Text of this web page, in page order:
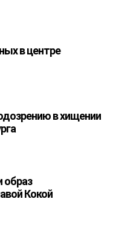
в центре
в хищении
образ
Кокой